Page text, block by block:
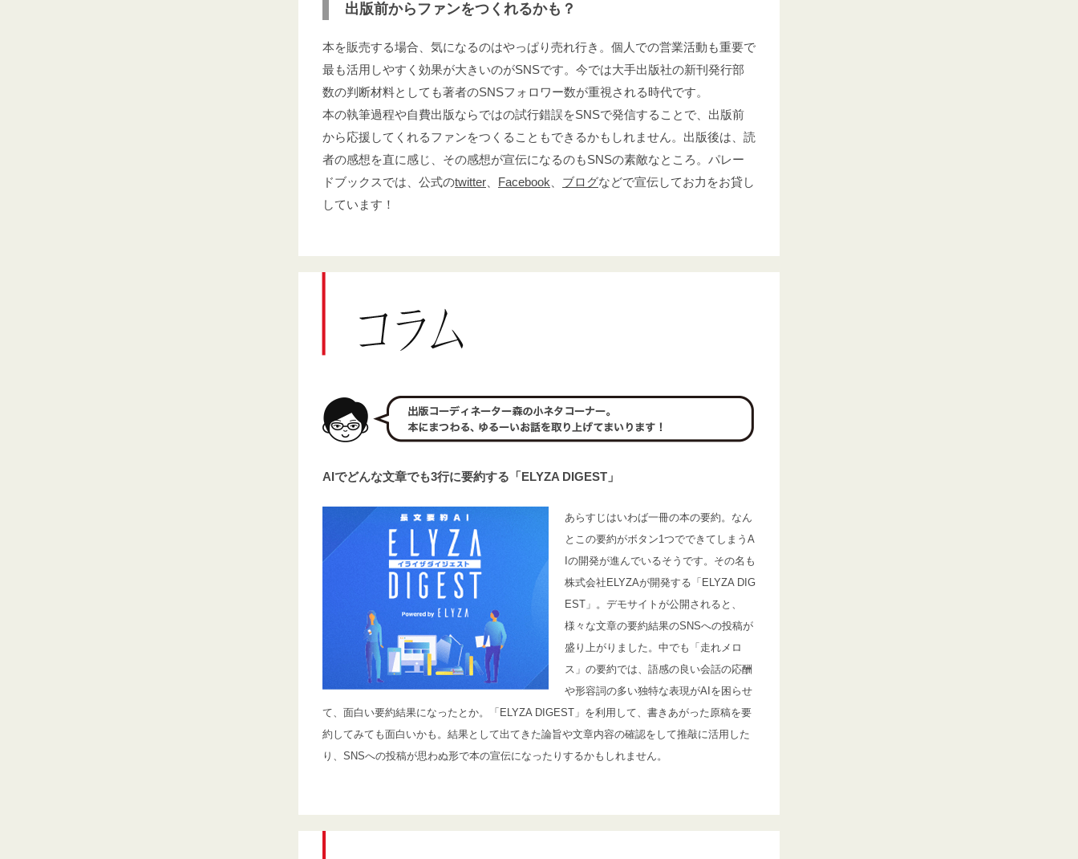
出版前からファンをつくれるかも？
本を販売する場合、気になるのはやっぱり売れ行き。個人での営業活動も重要で
最も活用しやすく効果が大きいのがSNSです。今では大手出版社の新刊発行部
数の判断材料としても著者のSNSフォロワー数が重視される時代です。
本の執筆過程や自費出版ならではの試行錯誤をSNSで発信することで、出版前
から応援してくれるファンをつくることもできるかもしれません。出版後は、読
者の感想を直に感じ、その感想が宣伝になるのもSNSの素敵なところ。パレー
ドブックスでは、公式のtwitter Facebook ブログなどで宣伝してお力をお貸し
しています！
AIでどんな文章でも3行に要約する「ELYZA DIGEST」
あらすじはいわば一冊の本の要約。なん
とこの要約がボタン1つでできてしまうA
Iの開発が進んでいるそうです。その名も
株式会社ELYZAが開発する「ELYZA DIG
EST」。デモサイトが公開されると、
様々な文章の要約結果のSNSへの投稿が
盛り上がりました。中でも「走れメロ
ス」の要約では、語感の良い会話の応酬
や形容詞の多い独特な表現がAIを困らせ
て、面白い要約結果になったとか。「ELYZA DIGEST」を利用して、書きあがった原稿を要
約してみても面白いかも。結果として出てきた論旨や文章内容の確認をして推敲に活用した
り、SNSへの投稿が思わぬ形で本の宣伝になったりするかもしれません。